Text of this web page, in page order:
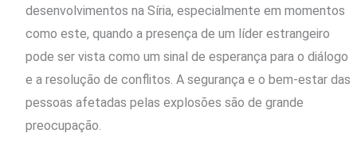
desenvolvimentos na Síria, especialmente em momentos
como este, quando a presença de um líder estrangeiro
pode ser vista como um sinal de esperança para o diálogo
e a resolução de conflitos. A segurança e o bem-estar das
pessoas afetadas pelas explosões são de grande
preocupação.